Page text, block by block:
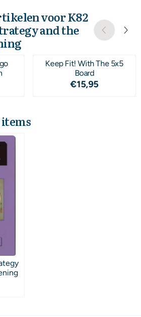
voorK82
and the
Keep Fit! With The 5x5
Board
Prijs: 15,95
€15,95